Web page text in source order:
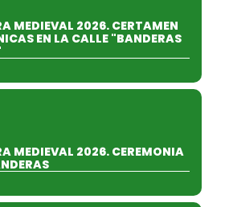
MEDIEVAL 2026. CERTAMEN
EN LA CALLE "BANDERAS
MEDIEVAL 2026. CEREMONIA